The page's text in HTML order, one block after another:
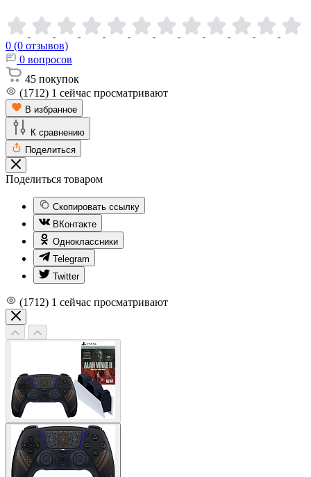
0 (0 отзывов)
0 вопросов
45 покупок
(1712) 1 сейчас просматривают
В избранное
К сравнению
Поделиться
Поделиться товаром
Скопировать ссылку
ВКонтакте
Одноклассники
Telegram
Twitter
(1712) 1 сейчас просматривают